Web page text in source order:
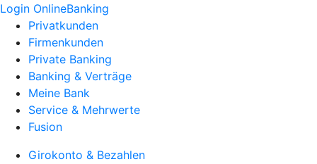
Login OnlineBanking
Privatkunden
Firmenkunden
Private Banking
Banking & Verträge
Meine Bank
Service & Mehrwerte
Fusion
Girokonto & Bezahlen